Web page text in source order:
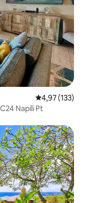
4,97 de uma
4,97 (133)
Napili Pt